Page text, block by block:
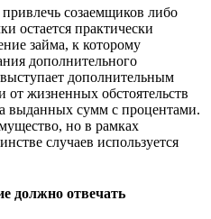
созаемщиков либо
остается практически
займа, к которому
дополнительного
дополнительным
от жизненных обстоятельств
выданных сумм с процентами.
но в рамках
случаев используется
должно отвечать